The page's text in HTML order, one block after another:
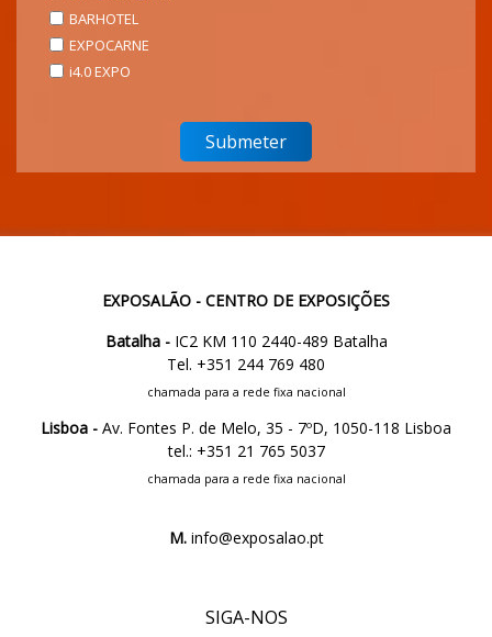
BARHOTEL
EXPOCARNE
i4.0 EXPO
EXPOSALÃO - CENTRO DE EXPOSIÇÕES
Batalha -IC2 KM 110 2440-489 Batalha
Tel. +351 244 769 480
chamada para a rede fixa nacional
Lisboa - Av. Fontes P. de Melo, 35 - 7ºD, 1050-118 Lisboa
tel.: +351 21 765 5037
chamada para a rede fixa nacional
M.info@exposalao.pt
SIGA-NOS